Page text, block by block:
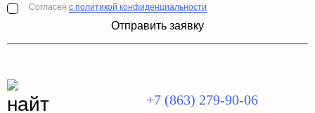
Согласен с политикой конфиденциальности
Отправить заявку
+7 (863) 279-90-06